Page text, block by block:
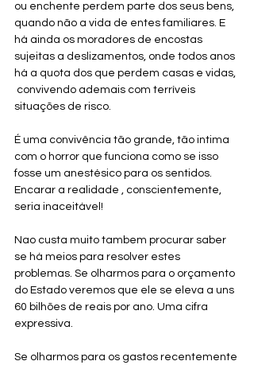
ou enchente perdem parte dos seus bens,
quando não a vida de entes familiares. E
há ainda os moradores de encostas
sujeitas a deslizamentos, onde todos anos
há a quota dos que perdem casas e vidas,
convivendo ademais com terríveis
situações de risco.
É uma convivência tão grande, tão intima
com o horror que funciona como se isso
fosse um anestésico para os sentidos.
Encarar a realidade , conscientemente,
seria inaceitável!
Nao custa muito tambem procurar saber
se há meios para resolver estes
problemas. Se olharmos para o orçamento
do Estado veremos que ele se eleva a uns
60 bilhões de reais por ano. Uma cifra
expressiva.
Se olharmos para os gastos recentemente